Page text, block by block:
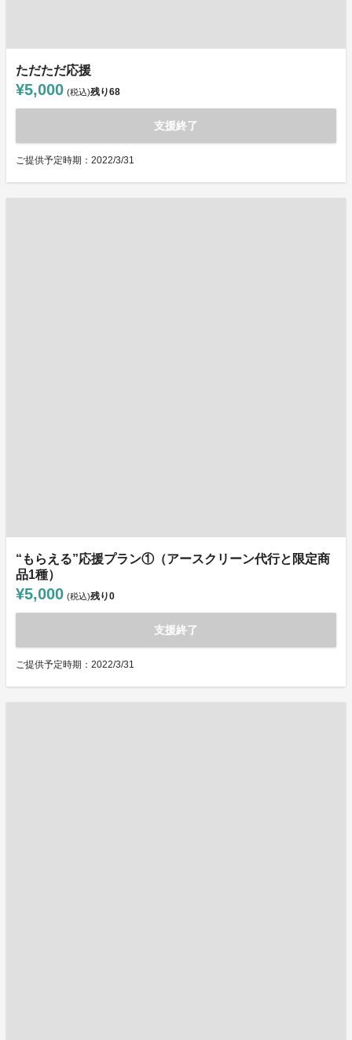
ただただ応援
¥5,000 (税込)残り68
支援終了
ご提供予定時期：2022/3/31
“もらえる”応援プラン①（アースクリーン代行と限定商
品1種）
¥5,000 (税込)残り0
支援終了
ご提供予定時期：2022/3/31